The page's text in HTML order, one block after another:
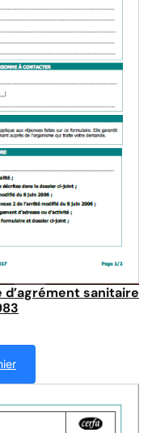
d’agrément sanitaire